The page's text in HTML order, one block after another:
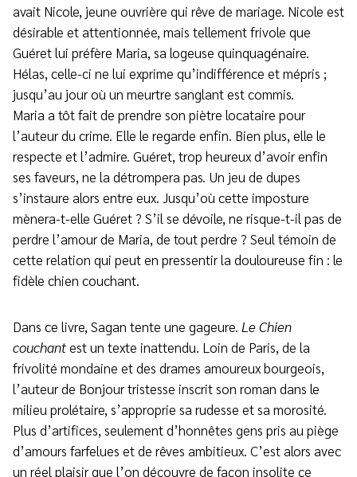
avait Nicole, jeune ouvrière qui rêve de mariage. Nicole est
désirable et attentionnée, mais tellement frivole que
Guéret lui préfère Maria, sa logeuse quinquagénaire.
Hélas, celle-ci ne lui exprime qu’indifférence et mépris ;
jusqu’au jour où un meurtre sanglant est commis.
Maria a tôt fait de prendre son piètre locataire pour
l’auteur du crime. Elle le regarde enfin. Bien plus, elle le
respecte et l’admire. Guéret, trop heureux d’avoir enfin
ses faveurs, ne la détrompera pas. Un jeu de dupes
s’instaure alors entre eux. Jusqu’où cette imposture
mènera-t-elle Guéret ? S’il se dévoile, ne risque-t-il pas de
perdre l’amour de Maria, de tout perdre ? Seul témoin de
cette relation qui peut en pressentir la douloureuse fin : le
fidèle chien couchant.
Dans ce livre, Sagan tente une gageure. Le Chien
couchantest un texte inattendu. Loin de Paris, de la
frivolité mondaine et des drames amoureux bourgeois,
l’auteur de Bonjour tristesse inscrit son roman dans le
milieu prolétaire, s’approprie sa rudesse et sa morosité.
Plus d’artifices, seulement d’honnêtes gens pris au piège
d’amours farfelues et de rêves ambitieux. C’est alors avec
un réel plaisir que l’on découvre de façon insolite ce